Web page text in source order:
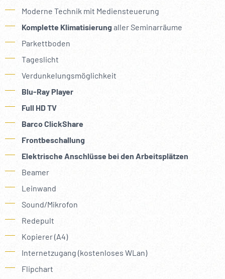
Moderne Technik mit Mediensteuerung
Komplette Klimatisierungaller Seminarräume
Parkettboden
Tageslicht
Verdunkelungsmöglichkeit
Blu-Ray Player
Full HD TV
Barco ClickShare
Frontbeschallung
Elektrische Anschlüsse bei den Arbeitsplätzen
Beamer
Leinwand
Sound/Mikrofon
Redepult
Kopierer (A4)
Internetzugang (kostenloses WLan)
Flipchart